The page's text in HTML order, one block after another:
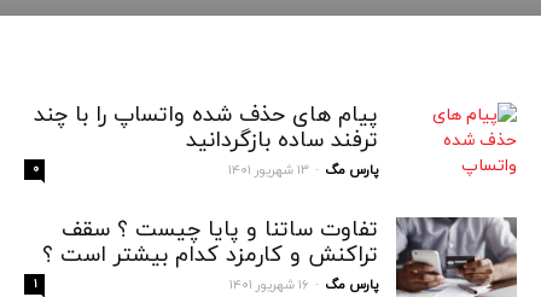
پیام های حذف شده واتساپ را با چند
ترفند ساده بازگردانید
پارس مگ - ۱۳ شهریور ۱۴۰۱ ۰
تفاوت ساتنا و پایا چیست ؟ سقف
تراکنش و کارمزد کدام بیشتر است ؟
پارس مگ - ۱۶ شهریور ۱۴۰۱ ۱